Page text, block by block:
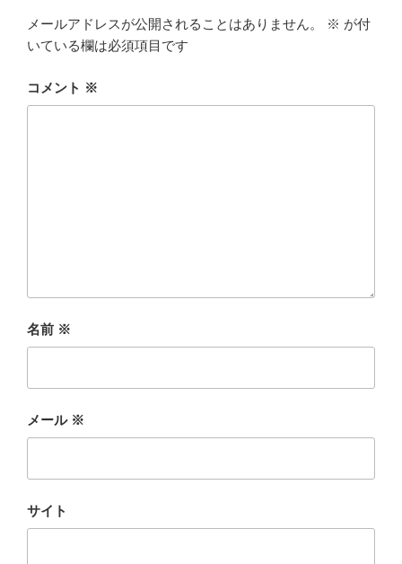
メールアドレスが公開されることはありません。 ※ が付
いている欄は必須項目です
コメント ※
名前 ※
メール ※
サイト